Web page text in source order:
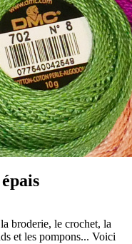
broderie, le crochet, la
et les pompons... Voici